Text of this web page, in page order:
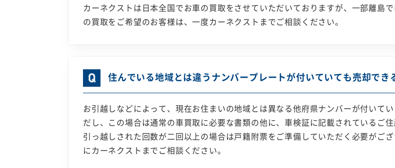
カーネクストは日本全国でお車の買取をさせていただいておりますが、一部離島
の買取をご希望のお客様は、一度カーネクストまでご相談ください。
住んでいる地域とは違うナンバープレートが付いていても売却でき
お引越しなどによって、現在お住まいの地域とは異なる他府県ナンバーが付いて
だし、この場合は通常の車買取に必要な書類の他に、車検証に記載されているご
引っ越しされた回数が二回以上の場合は戸籍附票をご準備していただく必要がご
にカーネクストまでご相談ください。